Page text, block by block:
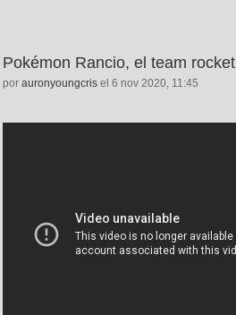
Pokémon Rancio, el team rocket
por auronyoungcris el 6 nov 2020, 11:45